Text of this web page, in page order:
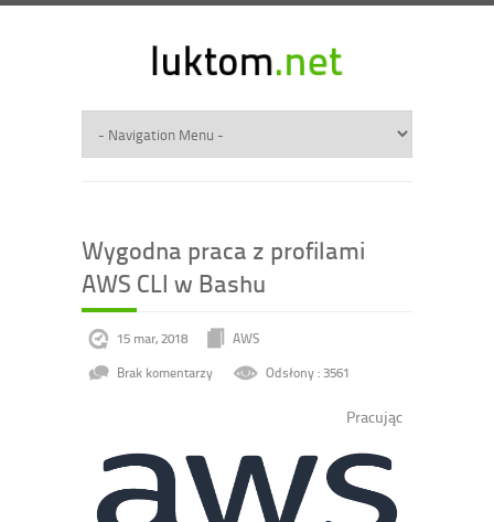
Wygodna praca z profilami
AWS CLI w Bashu
15 mar, 2018
AWS
Brak komentarzy
Odsłony : 3561
Pracując